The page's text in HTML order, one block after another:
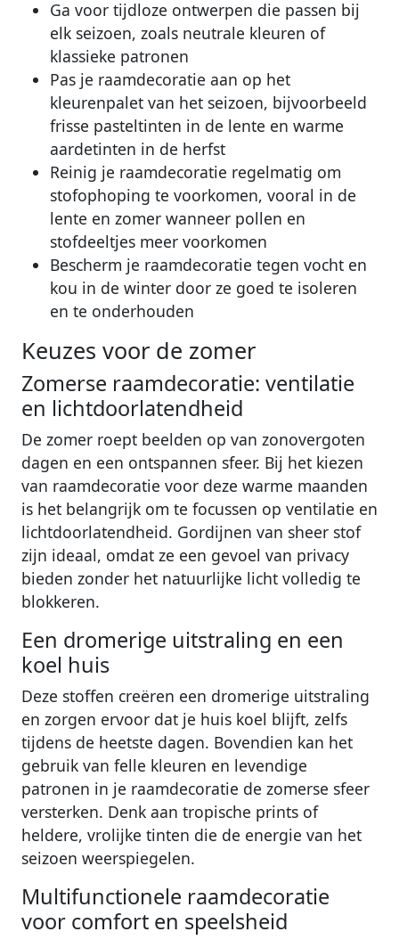
Ga voor tijdloze ontwerpen die passen bij
elk seizoen, zoals neutrale kleuren of
klassieke patronen
Pas je raamdecoratie aan op het
kleurenpalet van het seizoen, bijvoorbeeld
frisse pasteltinten in de lente en warme
aardetinten in de herfst
Reinig je raamdecoratie regelmatig om
stofophoping te voorkomen, vooral in de
lente en zomer wanneer pollen en
stofdeeltjes meer voorkomen
Bescherm je raamdecoratie tegen vocht en
kou in de winter door ze goed te isoleren
en te onderhouden
Keuzes voor de zomer
Zomerse raamdecoratie: ventilatie
en lichtdoorlatendheid
De zomer roept beelden op van zonovergoten
dagen en een ontspannen sfeer. Bij het kiezen
van raamdecoratie voor deze warme maanden
is het belangrijk om te focussen op ventilatie en
lichtdoorlatendheid. Gordijnen van sheer stof
zijn ideaal, omdat ze een gevoel van privacy
bieden zonder het natuurlijke licht volledig te
blokkeren.
Een dromerige uitstraling en een
koel huis
Deze stoffen creëren een dromerige uitstraling
en zorgen ervoor dat je huis koel blijft, zelfs
tijdens de heetste dagen. Bovendien kan het
gebruik van felle kleuren en levendige
patronen in je raamdecoratie de zomerse sfeer
versterken. Denk aan tropische prints of
heldere, vrolijke tinten die de energie van het
seizoen weerspiegelen.
Multifunctionele raamdecoratie
voor comfort en speelsheid